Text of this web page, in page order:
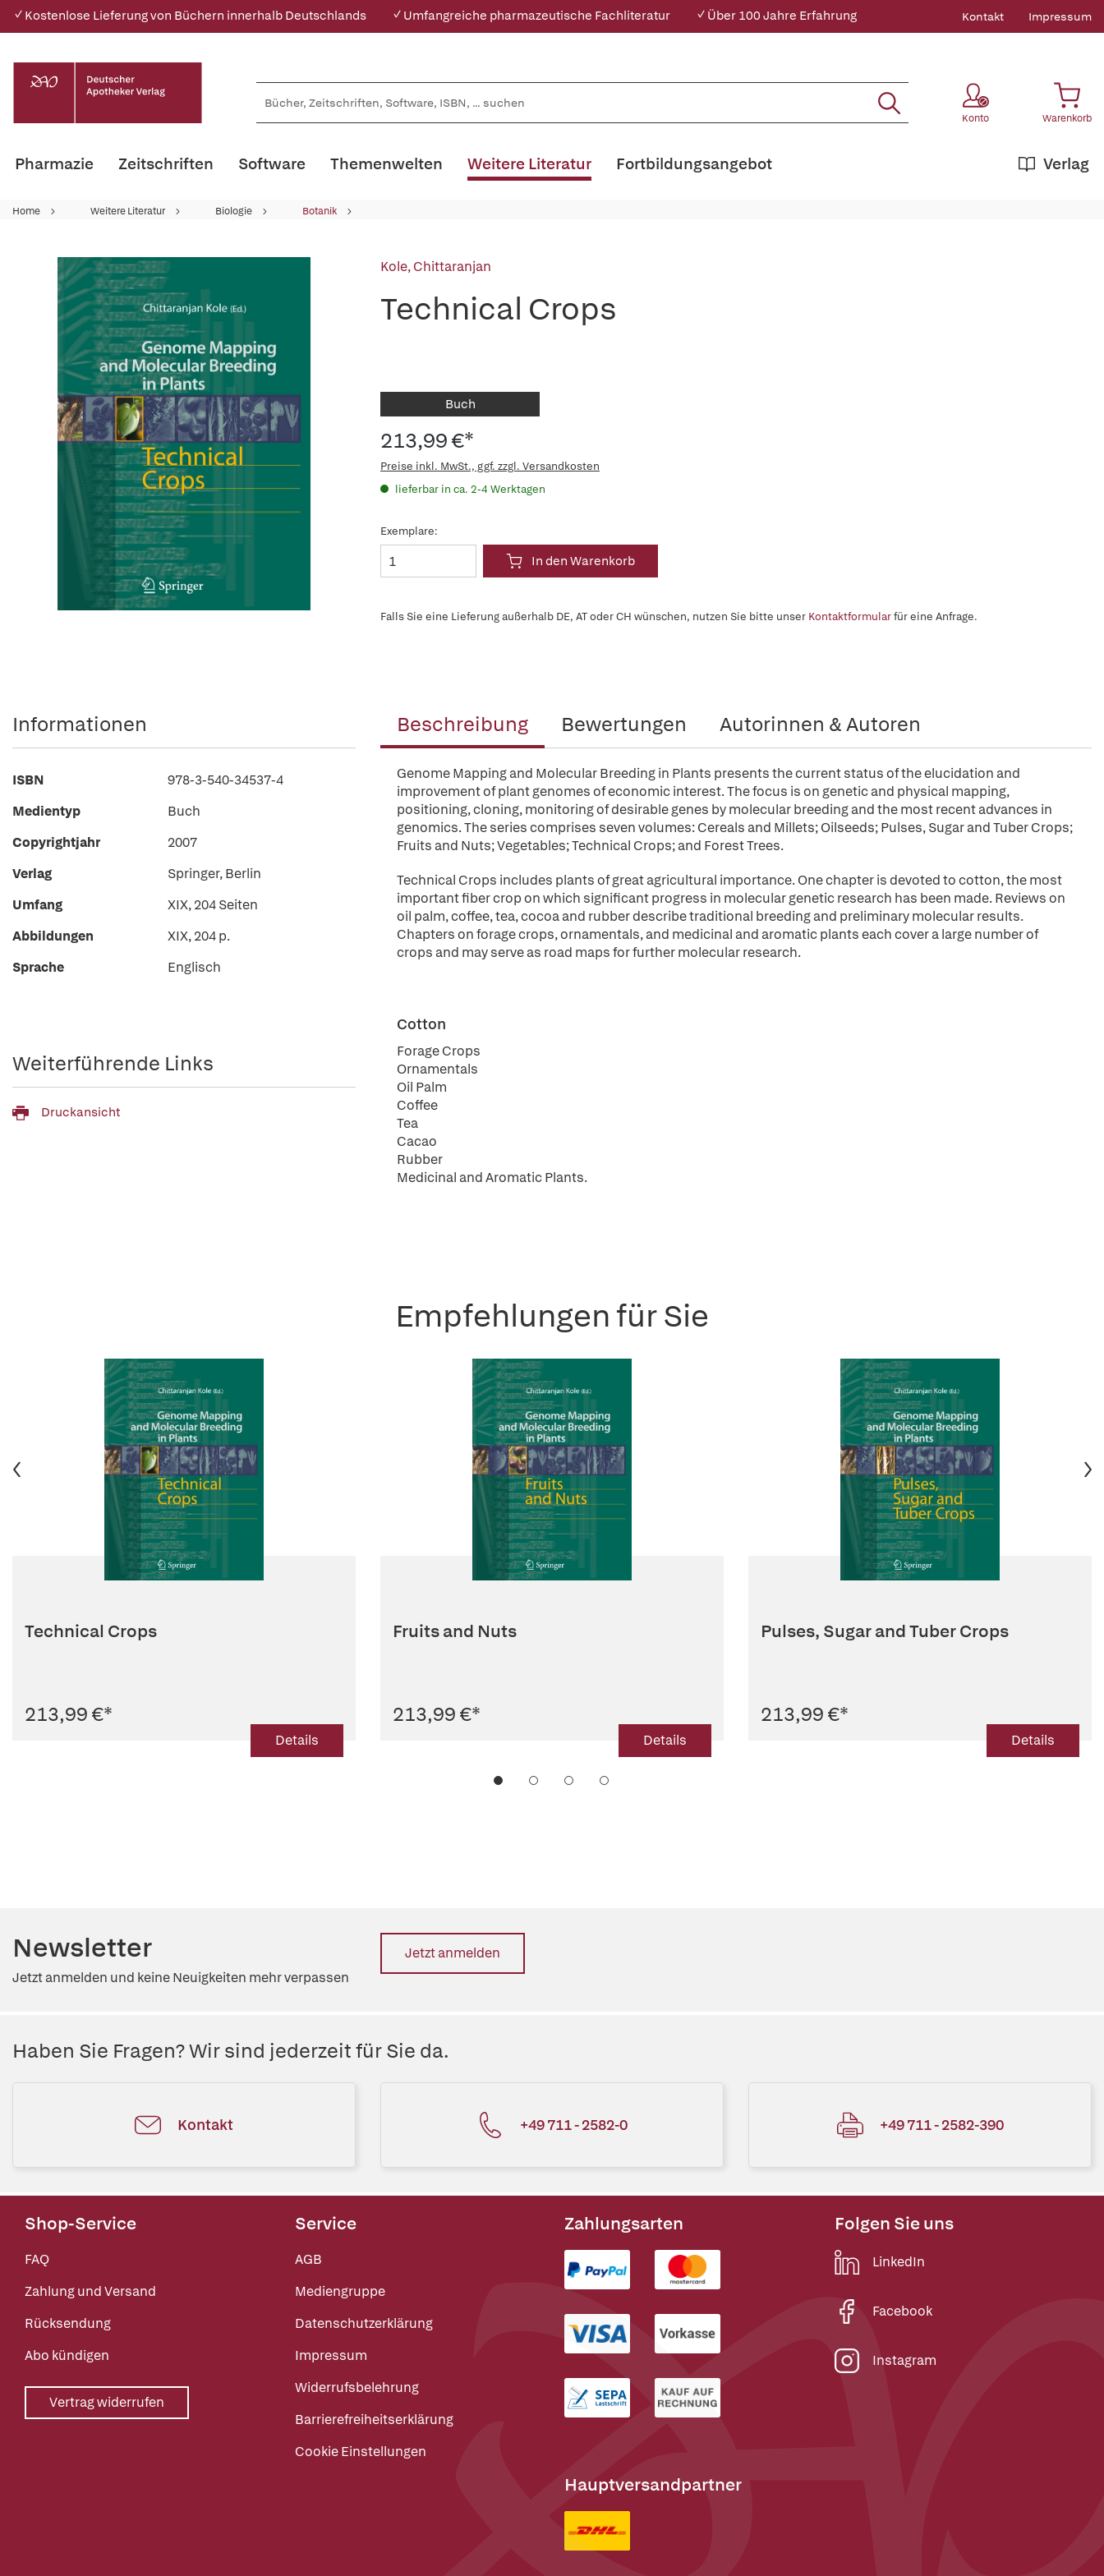
✓ Kostenlose Lieferung von Büchern innerhalb Deutschlands ✓ Umfangreiche pharmazeutische Fachliteratur ✓ Über 100 Jahre Erfahrung Kontakt Impressum
Konto Warenkorb
Pharmazie Zeitschriften Software Themenwelten Weitere Literatur Verlag
Fortbildungsangebot
Home Weitere Literatur Biologie Botanik
Kole, Chittaranjan
Technical Crops
Buch
213,99 €*
Preise inkl. MwSt., ggf. zzgl. Versandkosten
lieferbar in ca. 2-4 Werktagen
Exemplare:
In den Warenkorb
Falls Sie eine Lieferung außerhalb DE, AT oder CH wünschen, nutzen Sie bitte unser Kontaktformularfür eine Anfrage.
Beschreibung Bewertungen Autorinnen & Autoren
Genome Mapping and Molecular Breeding in Plants presents the current status of the elucidation and
improvement of plant genomes of economic interest. The focus is on genetic and physical mapping,
positioning, cloning, monitoring of desirable genes by molecular breeding and the most recent advances in
genomics. The series comprises seven volumes: Cereals and Millets; Oilseeds; Pulses, Sugar and Tuber Crops;
Fruits and Nuts; Vegetables; Technical Crops; and Forest Trees.
Technical Crops includes plants of great agricultural importance. One chapter is devoted to cotton, the most
important fiber crop on which significant progress in molecular genetic research has been made. Reviews on
oil palm, coffee, tea, cocoa and rubber describe traditional breeding and preliminary molecular results.
Chapters on forage crops, ornamentals, and medicinal and aromatic plants each cover a large number of
crops and may serve as road maps for further molecular research.
Cotton
Forage Crops
Ornamentals
Oil Palm
Coffee
Tea
Cacao
Rubber
Medicinal and Aromatic Plants.
Informationen
ISBN
978-3-540-34537-4
Medientyp
Buch
Copyrightjahr
2007
Verlag
Springer, Berlin
Umfang
XIX, 204 Seiten
Abbildungen
XIX, 204 p.
Sprache
Englisch
Weiterführende Links
Druckansicht
Empfehlungen für Sie
Technical Crops
213,99 €*
Details
Fruits and Nuts
213,99 €*
Details
Pulses, Sugar and Tuber Crops
213,99 €*
Details
Newsletter
Jetzt anmelden und keine Neuigkeiten mehr verpassen
Jetzt anmelden
Haben Sie Fragen? Wir sind jederzeit für Sie da.
Kontakt +49 711 - 2582-0 +49 711 - 2582-390
Shop-Service
FAQ
Zahlung und Versand
Rücksendung
Abo kündigen
Vertrag widerrufen
Service
AGB
Mediengruppe
Datenschutzerklärung
Impressum
Widerrufsbelehrung
Barrierefreiheitserklärung
Cookie Einstellungen
Zahlungsarten
Hauptversandpartner
Folgen Sie uns
LinkedIn
Facebook
Instagram